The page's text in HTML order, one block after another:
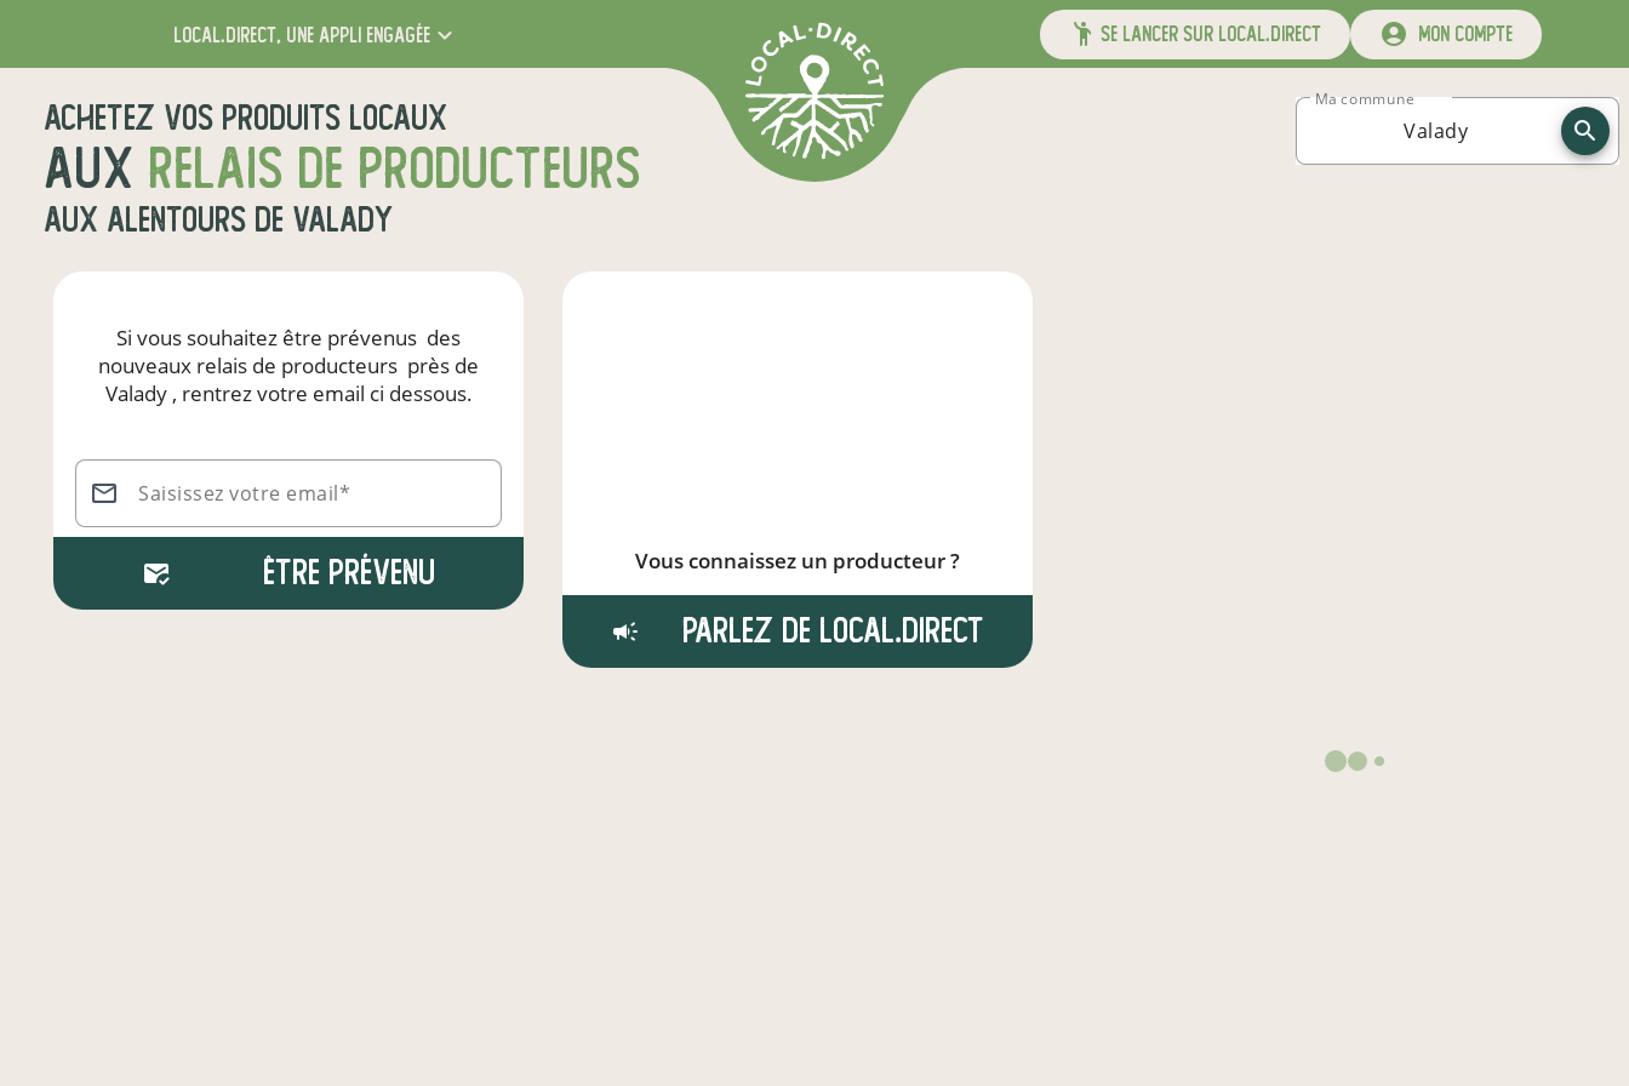
local.direct, une appli engagée se lancer sur local.direct mon compte
Achetez vos produits locaux
aux relais de producteurs
aux alentours de Valady
Ma commune
Si vous souhaitez être prévenus des
nouveaux relais de producteurs près de
Valady, rentrez votre email ci dessous.
Saisissez votre email*
Être prévenu Vous connaissez un producteur ?
Parlez de local.direct